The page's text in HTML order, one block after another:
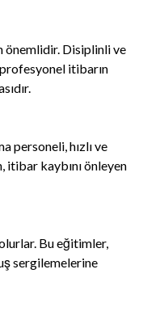
önemlidir. Disiplinli ve
itibarın
personeli, hızlı ve
kaybını önleyen
Bu eğitimler,
sergilemelerine